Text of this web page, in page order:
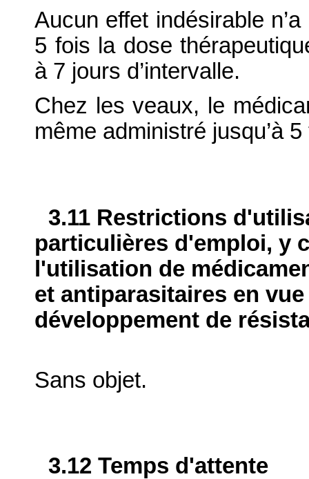
Aucun effet indésirable
5 fois la dose
à 7 jours d’intervalle.
Chez les veaux, le
même administré jusqu’à
3.11 Restrictions
particulières d'emploi, y
l'utilisation de
et antiparasitaires en
développement de
Sans objet.
3.12 Temps d'attente